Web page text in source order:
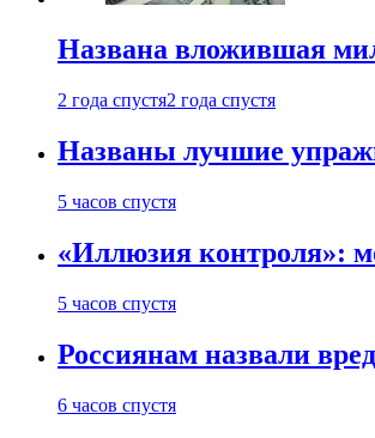
Названа вложившая
2 года спустя2 года спустя
Названы лучшие
5 часов спустя
«Иллюзия контроля»:
5 часов спустя
Россиянам назвали
6 часов спустя